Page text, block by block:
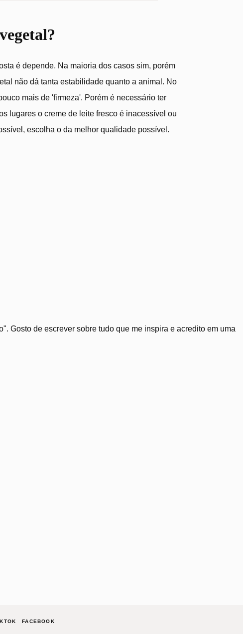
é depende. Na maioria dos casos sim, porém
não dá tanta estabilidade quanto a animal. No
mais de 'firmeza'. Porém é necessário ter
lugares o creme de leite fresco é inacessível ou
escolha o da melhor qualidade possível.
Gosto de escrever sobre tudo que me inspira e acredito em uma
FACEBOOK